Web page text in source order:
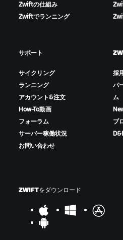
Zwiftの仕組み
Zwiftでランニング
サポート
サイクリング
ランニング
アカウント&注文
How-To動画
フォーラム
サーバー稼働状況
お問い合わせ
採
パ
ム
ブ
ZWIFTをダウンロード